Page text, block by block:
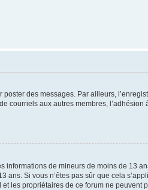
des messages. Par ailleurs,
courriels aux autres membres, l’adhésion
de mineurs de moins de 13
ans. Si vous n’êtes pas sûr que cela
les propriétaires de ce forum ne peuvent